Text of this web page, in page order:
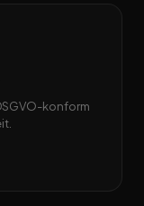
konform